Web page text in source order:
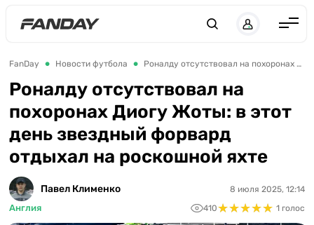
Испания
Германия
Италия
Франция
FanDay Новости футбола Роналду отсутствовал на похоронах Диогу Жоты: в этот день звездный форвард отдыхал на роскошной яхте
Роналду отсутствовал на
похоронах Диогу Жоты: в этот
день звездный форвард
отдыхал на роскошной яхте
Павел Клименко
Англия
8 июля 2025, 12:14
410★★★★★
★★★★★ 1 голос